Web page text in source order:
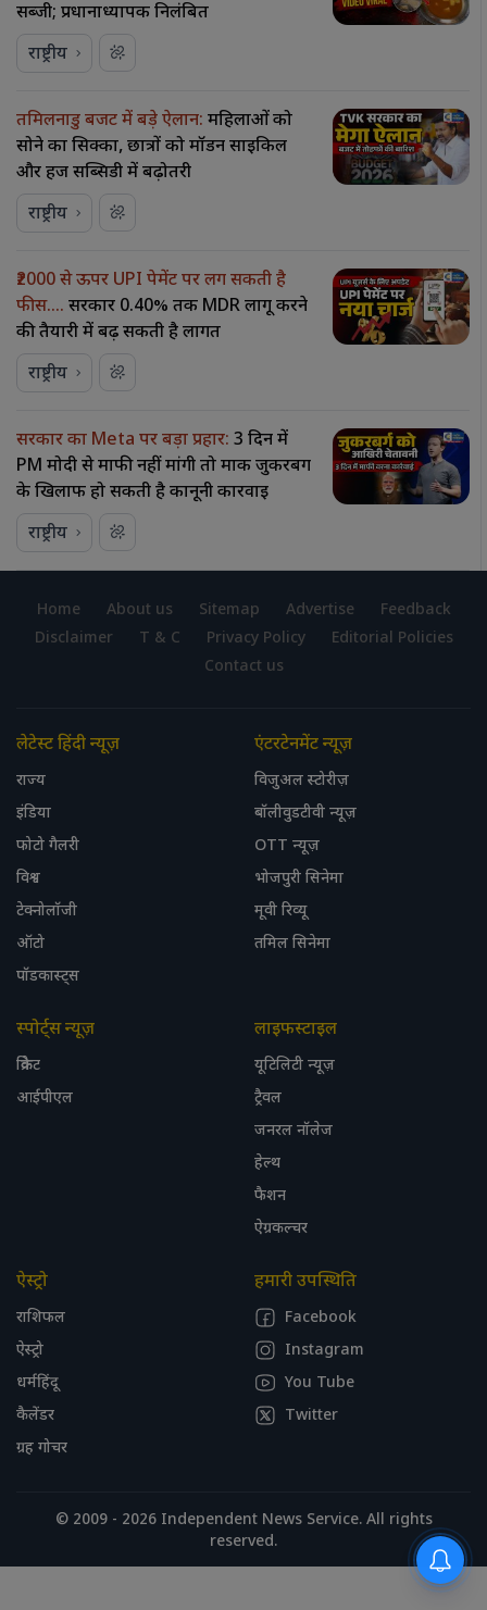
सब्जी; प्रधानाध्यापक निलंबित
राष्ट्रीय
तमिलनाडु बजट में बड़े ऐलान: महिलाओं को
सोने का सिक्का, छात्रों को मॉडर्न साइकिल
और हज सब्सिडी में बढ़ोतरी
राष्ट्रीय
₹2000 से ऊपर UPI पेमेंट पर लग सकती है
फीस…. सरकार 0.40% तक MDR लागू करने
की तैयारी में बढ़ सकती है लागत
राष्ट्रीय
सरकार का Meta पर बड़ा प्रहार: 3 दिन में
PM मोदी से माफी नहीं मांगी तो मार्क जुकरबर्ग
के खिलाफ हो सकती है कानूनी कार्रवाई
राष्ट्रीय
Home About us Sitemap Advertise
Feedback
Disclaimer
T & C Privacy Policy
Editorial Policies
Contact us
लेटेस्ट हिंदी न्यूज़
राज्य
इंडिया
फोटो गैलरी
विश्व
टेक्नोलॉजी
ऑटो
पॉडकास्ट्स
एंटरटेनमेंट न्यूज़
विजुअल स्टोरीज़
बॉलीवुडटीवी न्यूज़
OTT न्यूज़
भोजपुरी सिनेमा
मूवी रिव्यू
तमिल सिनेमा
स्पोर्ट्स न्यूज़
क्रिकेट
आईपीएल
लाइफस्टाइल
यूटिलिटी न्यूज़
ट्रैवल
जनरल नॉलेज
हेल्थ
फैशन
ऐग्रकल्चर
ऐस्ट्रो
राशिफल
ऐस्ट्रो
धर्महिंदू
कैलेंडर
ग्रह गोचर
हमारी उपस्थिति
Facebook
Instagram
You Tube
Twitter
© 2009 - 2026 Independent News Service. All rights
reserved.